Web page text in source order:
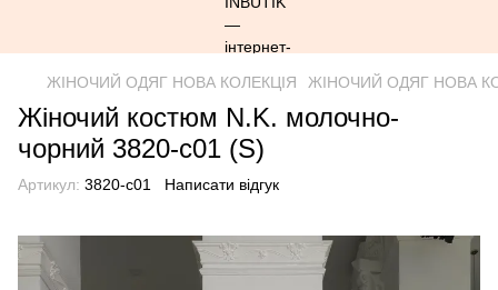
ЖІНОЧИЙ ОДЯГ НОВА КОЛЕКЦІЯ ЖІНОЧИЙ ОДЯГ НОВА
Жіночий костюм N.K. молочно-
чорний 3820-c01 (S)
Артикул: 3820-c01 Написати відгук